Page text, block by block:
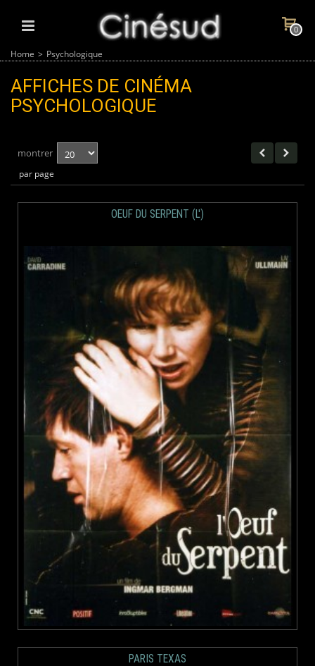
0
Home > Psychologique
AFFICHES DE CINÉMA
PSYCHOLOGIQUE
montrer
par page
OEUF DU SERPENT (L')
PARIS TEXAS